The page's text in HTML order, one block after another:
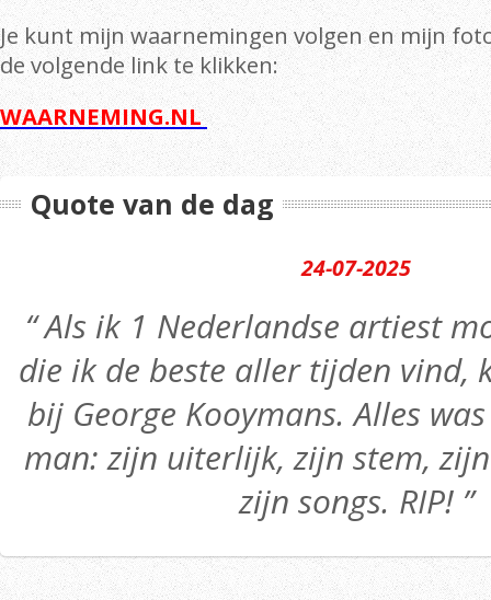
Je kunt mijn waarnemingen volgen en mijn
de volgende link te klikken:
WAARNEMING.NL
Quote van de dag
24-07-2025
“ Als ik 1 Nederlandse artiest
die ik de beste aller tijden vind,
bij George Kooymans. Alles
man: zijn uiterlijk, zijn stem,
zijn songs. RIP! ”